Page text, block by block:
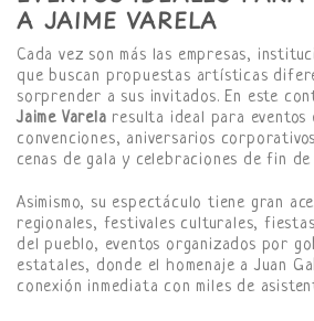
A JAIME VARELA
Cada vez son más las empresas,
que buscan propuestas artísticas
sorprender a sus invitados. En este
Jaime Varela resulta ideal para eventos
convenciones, aniversarios
cenas de gala y celebraciones de fin de
Asimismo, su espectáculo tiene gran
regionales, festivales culturales,
del pueblo, eventos organizados por
estatales, donde el homenaje a Juan
conexión inmediata con miles de